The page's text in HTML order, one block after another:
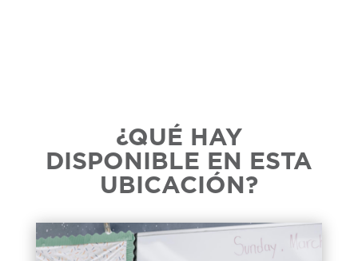
¿QUÉ HAY
DISPONIBLE EN ESTA
UBICACIÓN?